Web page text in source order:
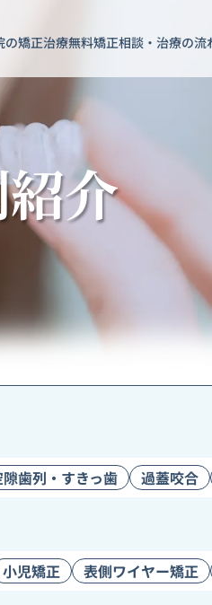
の矯正治療無料矯正相談・治療の流
介
隙歯列・すきっ歯 過蓋咬合
小児矯正 表側ワイヤー矯正